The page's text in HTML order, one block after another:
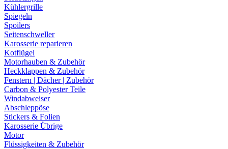
Kühlergrille
Spiegeln
Spoilers
Seitenschweller
Karosserie reparieren
Kotflügel
Motorhauben & Zubehör
Heckklappen & Zubehör
Fenstern | Dächer | Zubehör
Carbon & Polyester Teile
Windabweiser
Abschleppöse
Stickers & Folien
Karosserie Übrige
Motor
Flüssigkeiten & Zubehör